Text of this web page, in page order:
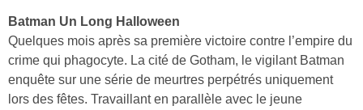
Batman Un Long Halloween
Quelques mois après sa première victoire contre l’empire du
crime qui phagocyte. La cité de Gotham, le vigilant Batman
enquête sur une série de meurtres perpétrés uniquement
lors des fêtes. Travaillant en parallèle avec le jeune